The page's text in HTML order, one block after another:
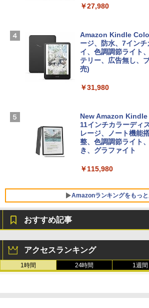
D - ミッドナイト
【Amazon.co.jp限定
ン 15-fd 15.6インチ
SSD インテル Core 5
￥129,800
FMV ノートパソコン
ersonal/Copilotキー
Core i5/16GB/SSD
VWK3E15W_AZ
Robloxギフトカード
ラインコード版
￥3,200
ト): Java & Bedrock
￥3,600
1冊ですべて身につく
￥1,292
FM TOWNS ハイパー
ェクトリストと最新
￥27,980
Amazon Kindle
ージ、防水、7イン
イ、色調調節ライト
テリー、広告無し、
売)
￥31,980
New Amazon
11インチカラーディ
レージ、ノート機能
整、色調調節ライト
き、グラファイト
￥115,980
Amazonランキングをもっ
おすすめ記事
アクセスランキング
1時間 24時間 1週間